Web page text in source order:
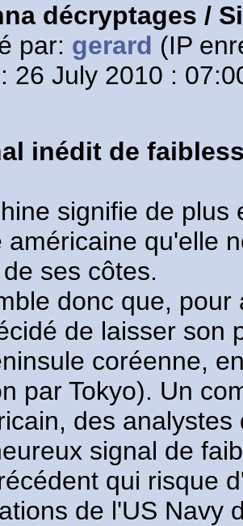
décryptages /
par: gerard (IP
26 July 2010 :
inédit de
signifie de plus
américaine qu'elle
ses côtes.
donc que,
de laisser son
coréenne,
par Tokyo). Un
des
signal de
qui risque
de l'US Navy